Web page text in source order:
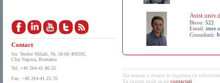
Contact
Str. Teodor Mihali, Nr. 58-60 400591,
Cluj Napoca, Romania
Tel: +40 264-41.86.55
Fax: +40 264-41.25.70
Birou: 522
Email:
Consultatii:
Ati sesizat o eroare in legatura cu
Va rugam mult sa ne contactati